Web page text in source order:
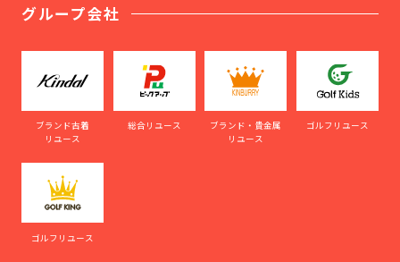
グループ会社
ブランド古着
リユース
総合リユース
ブランド・貴金属
リユース
ゴルフリユース
ゴルフリユース